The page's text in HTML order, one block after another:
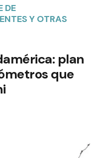
DE
Y OTRAS
plan
que